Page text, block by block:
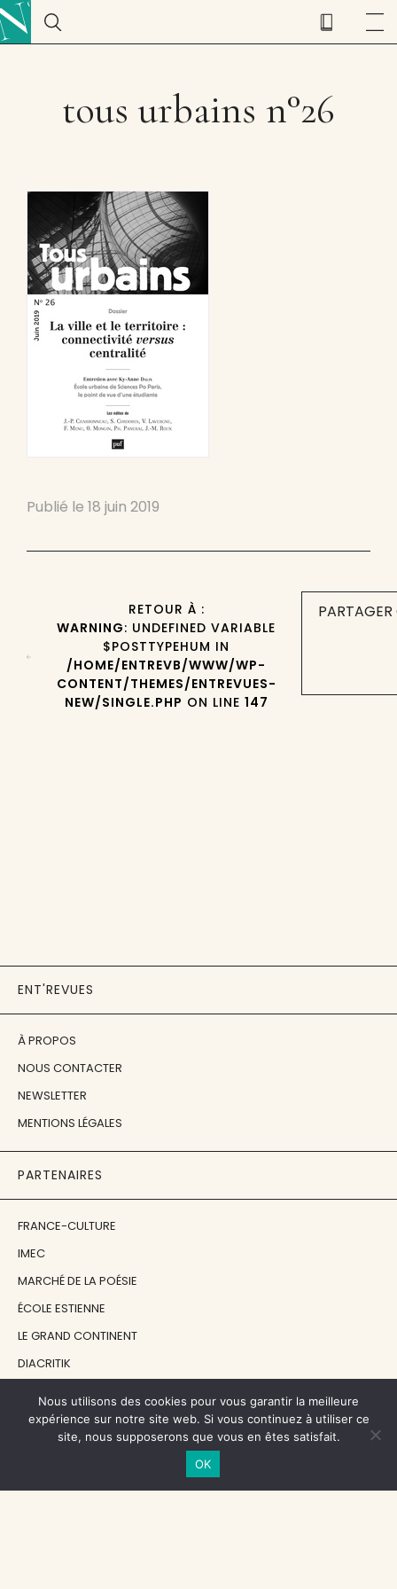
tous urbains n°26
Publié le 18 juin 2019
RETOUR À :
WARNING: UNDEFINED VARIABLE
$POSTTYPEHUM IN
/HOME/ENTREVB/WWW/WP-
CONTENT/THEMES/ENTREVUES-
NEW/SINGLE.PHP ON LINE 147
ENT'REVUES
À PROPOS
NOUS CONTACTER
NEWSLETTER
MENTIONS LÉGALES
PARTENAIRES
FRANCE-CULTURE
IMEC
MARCHÉ DE LA POÉSIE
ÉCOLE ESTIENNE
LE GRAND CONTINENT
DIACRITIK
NOS SOUTIENS
CENTRE NATIONAL DU LIVRE
Nous utilisons des cookies pour vous garantir la meilleure
expérience sur notre site web. Si vous continuez à utiliser ce
site, nous supposerons que vous en êtes satisfait.
OK